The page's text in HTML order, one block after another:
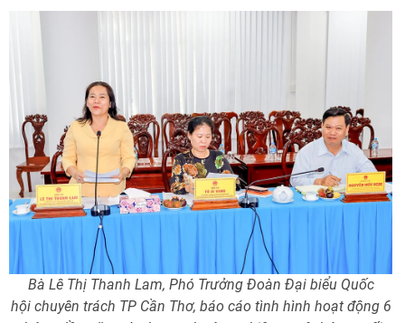
Bà Lê Thị Thanh Lam, Phó Trưởng Đoàn Đại biểu Quốc
hội chuyên trách TP Cần Thơ, báo cáo tình hình hoạt động 6